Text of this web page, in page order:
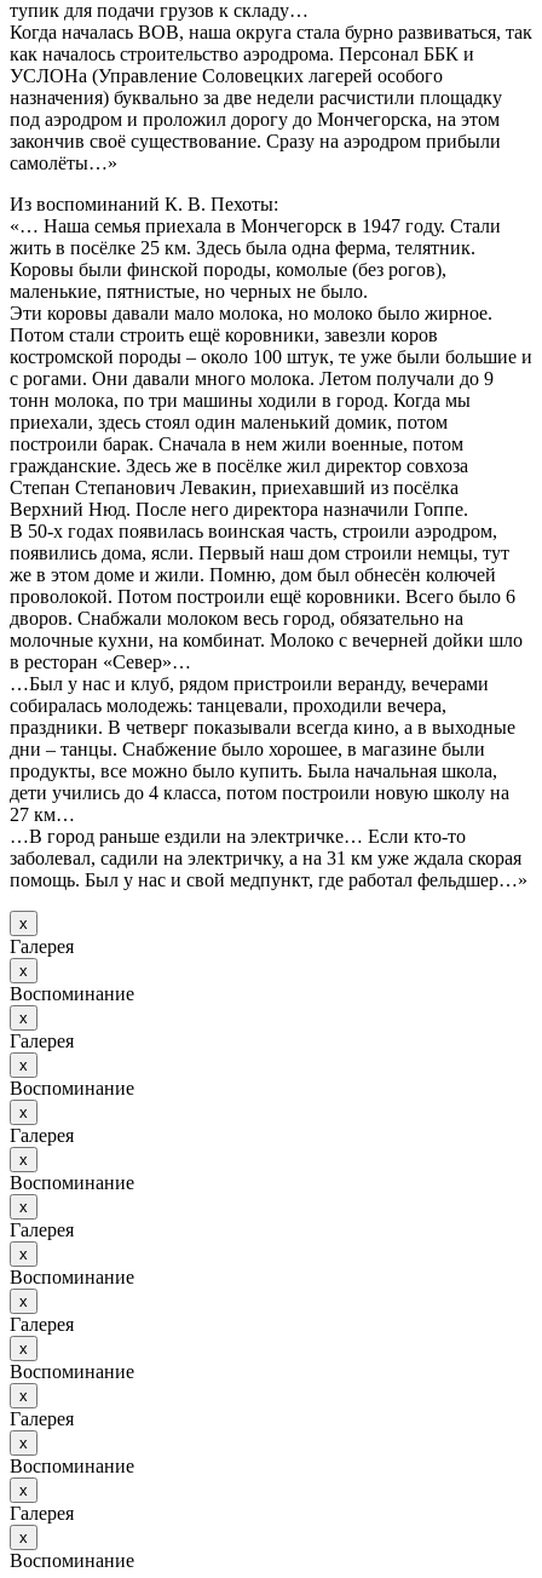
тупик для подачи грузов к складу…
Когда началась ВОВ, наша округа стала бурно развиваться, так
как началось строительство аэродрома. Персонал ББК и
УСЛОНа (Управление Соловецких лагерей особого
назначения) буквально за две недели расчистили площадку
под аэродром и проложил дорогу до Мончегорска, на этом
закончив своё существование. Сразу на аэродром прибыли
самолёты…»
Из воспоминаний К. В. Пехоты:
«… Наша семья приехала в Мончегорск в 1947 году. Стали
жить в посёлке 25 км. Здесь была одна ферма, телятник.
Коровы были финской породы, комолые (без рогов),
маленькие, пятнистые, но черных не было.
Эти коровы давали мало молока, но молоко было жирное.
Потом стали строить ещё коровники, завезли коров
костромской породы – около 100 штук, те уже были большие и
с рогами. Они давали много молока. Летом получали до 9
тонн молока, по три машины ходили в город. Когда мы
приехали, здесь стоял один маленький домик, потом
построили барак. Сначала в нем жили военные, потом
гражданские. Здесь же в посёлке жил директор совхоза
Степан Степанович Левакин, приехавший из посёлка
Верхний Нюд. После него директора назначили Гоппе.
В 50-х годах появилась воинская часть, строили аэродром,
появились дома, ясли. Первый наш дом строили немцы, тут
же в этом доме и жили. Помню, дом был обнесён колючей
проволокой. Потом построили ещё коровники. Всего было 6
дворов. Снабжали молоком весь город, обязательно на
молочные кухни, на комбинат. Молоко с вечерней дойки шло
в ресторан «Север»…
…Был у нас и клуб, рядом пристроили веранду, вечерами
собиралась молодежь: танцевали, проходили вечера,
праздники. В четверг показывали всегда кино, а в выходные
дни – танцы. Снабжение было хорошее, в магазине были
продукты, все можно было купить. Была начальная школа,
дети учились до 4 класса, потом построили новую школу на
27 км…
…В город раньше ездили на электричке… Если кто-то
заболевал, садили на электричку, а на 31 км уже ждала скорая
помощь. Был у нас и свой медпункт, где работал фельдшер…»
х
Галерея
х
Воспоминание
х
Галерея
х
Воспоминание
х
Галерея
х
Воспоминание
х
Галерея
х
Воспоминание
х
Галерея
х
Воспоминание
х
Галерея
х
Воспоминание
х
Галерея
х
Воспоминание